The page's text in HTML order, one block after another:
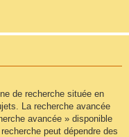
de recherche située en
La recherche avancée
avancée » disponible
peut dépendre des